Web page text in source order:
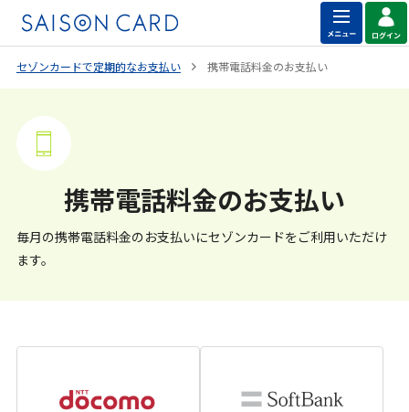
セゾンカードで定期的なお支払い 携帯電話料金のお支払い
携帯電話料金のお支払い
毎月の携帯電話料金のお支払いにセゾンカードをご利用いただけ
ます。